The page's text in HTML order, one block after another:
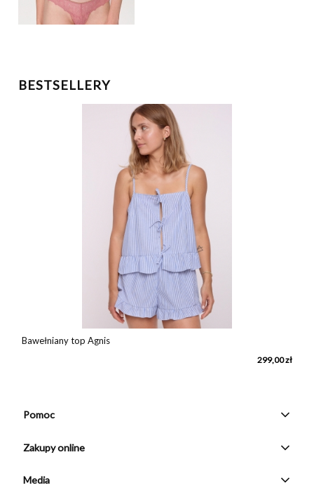
BESTSELLERY
Bawełniany top Agnis
299,00 zł
Pomoc
Zakupy online
Media